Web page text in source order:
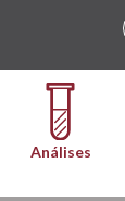
Análises